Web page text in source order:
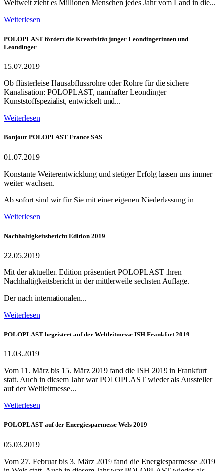
Weltweit zieht es Millionen Menschen jedes Jahr vom Land in die...
Weiterlesen
POLOPLAST fördert die Kreativität junger Leondingerinnen und
Leondinger
15.07.2019
Ob flüsterleise Hausabflussrohre oder Rohre für die sichere
Kanalisation: POLOPLAST, namhafter Leondinger
Kunststoffspezialist, entwickelt und...
Weiterlesen
Bonjour POLOPLAST France SAS
01.07.2019
Konstante Weiterentwicklung und stetiger Erfolg lassen uns immer
weiter wachsen.
Ab sofort sind wir für Sie mit einer eigenen Niederlassung in...
Weiterlesen
Nachhaltigkeitsbericht Edition 2019
22.05.2019
Mit der aktuellen Edition präsentiert POLOPLAST ihren
Nachhaltigkeitsbericht in der mittlerweile sechsten Auflage.
Der nach internationalen...
Weiterlesen
POLOPLAST begeistert auf der Weltleitmesse ISH Frankfurt 2019
11.03.2019
Vom 11. März bis 15. März 2019 fand die ISH 2019 in Frankfurt
statt. Auch in diesem Jahr war POLOPLAST wieder als Aussteller
auf der Weltleitmesse...
Weiterlesen
POLOPLAST auf der Energiesparmesse Wels 2019
05.03.2019
Vom 27. Februar bis 3. März 2019 fand die Energiesparmesse 2019